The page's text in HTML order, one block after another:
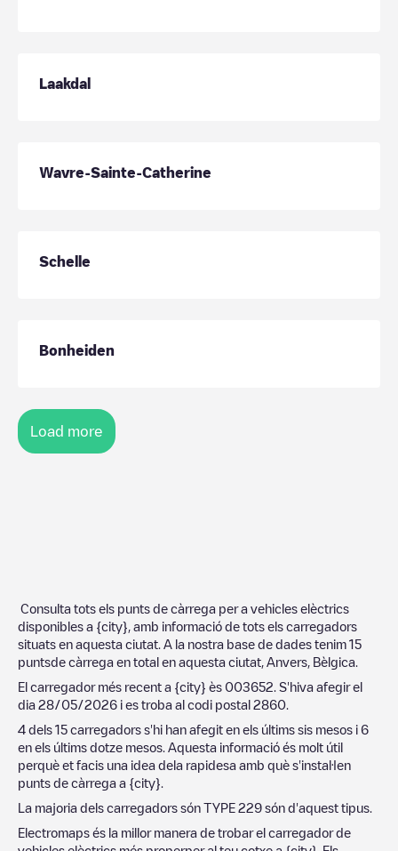
Laakdal
Wavre-Sainte-Catherine
Schelle
Bonheiden
Load more
Consulta tots els punts de càrrega per a vehicles elèctrics
disponibles a {city} , amb informació de tots els carregadors
situats en aquesta ciutat. A la nostra base de dades tenim 15
puntsde càrrega en total en aquesta ciutat, Anvers Bèlgica
El carregador més recent a {city} ès 003652 . S'hiva afegir el
dia 28/05/2026 i es troba al codi postal 2860
4 dels 15 carregadors s'hi han afegit en els últims sis mesos i 6
en els últims dotze mesos. Aquesta informació és molt útil
perquè et facis una idea dela rapidesa amb què s'instal·len
punts de càrrega a {city}
La majoria dels carregadors són TYPE 229 són d'aquest tipus.
Electromaps és la millor manera de trobar el carregador de